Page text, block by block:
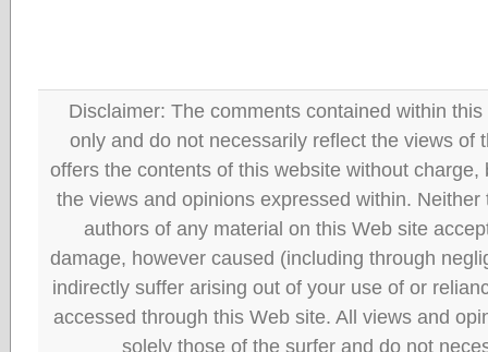
Disclaimer: The comments contained within
only and do not necessarily reflect the views of
offers the contents of this website without
the views and opinions expressed within.
authors of any material on this Web site
damage, however caused (including through
indirectly suffer arising out of your use of or
accessed through this Web site. All views and
solely those of the surfer and do not